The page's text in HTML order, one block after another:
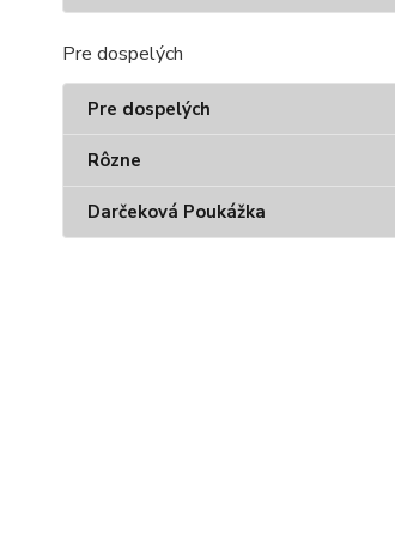
Pre dospelých
Pre dospelých
Rôzne
Darčeková Poukážka